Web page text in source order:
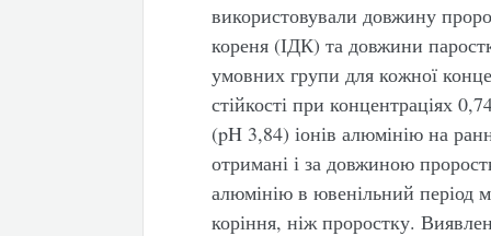
використовували довжину
кореня (ІДК) та довжини
умовних групи для кожної
стійкості при концентраціях
(pH 3,84) іонів алюмінію на
отримані і за довжиною
алюмінію в ювенільний період
коріння, ніж проростку.